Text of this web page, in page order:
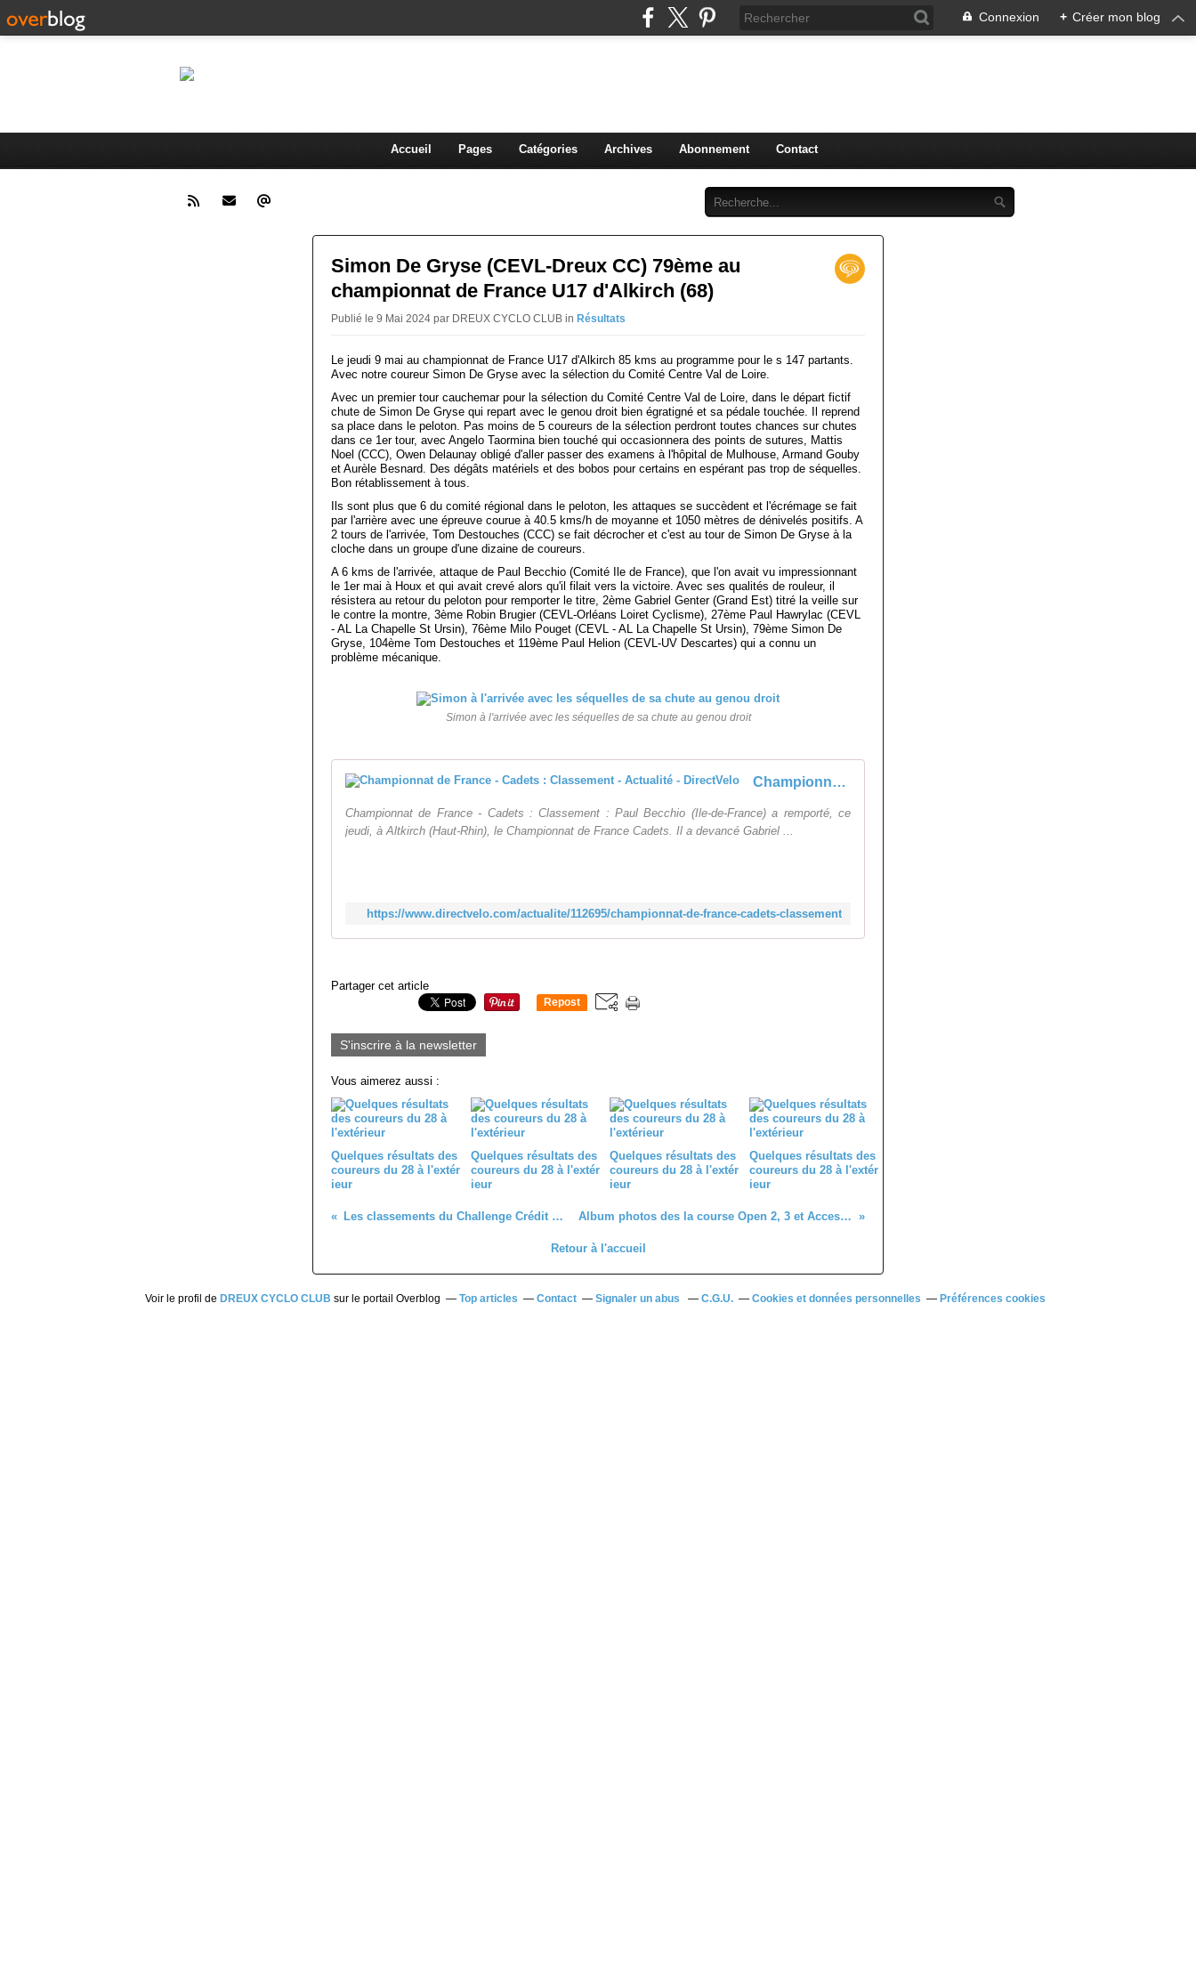
Connexion + Créer mon blog
Accueil Pages Catégories Archives Abonnement Contact
Simon De Gryse (CEVL-Dreux CC) 79ème au
championnat de France U17 d'Alkirch (68)
Publié le 9 Mai 2024 par DREUX CYCLO CLUB in Résultats
Le jeudi 9 mai au championnat de France U17 d'Alkirch 85 kms au programme pour le s 147 partants.
Avec notre coureur Simon De Gryse avec la sélection du Comité Centre Val de Loire.
Avec un premier tour cauchemar pour la sélection du Comité Centre Val de Loire, dans le départ fictif
chute de Simon De Gryse qui repart avec le genou droit bien égratigné et sa pédale touchée. Il reprend
sa place dans le peloton. Pas moins de 5 coureurs de la sélection perdront toutes chances sur chutes
dans ce 1er tour, avec Angelo Taormina bien touché qui occasionnera des points de sutures, Mattis
Noel (CCC), Owen Delaunay obligé d'aller passer des examens à l'hôpital de Mulhouse, Armand Gouby
et Aurèle Besnard. Des dégâts matériels et des bobos pour certains en espérant pas trop de séquelles.
Bon rétablissement à tous.
Ils sont plus que 6 du comité régional dans le peloton, les attaques se succèdent et l'écrémage se fait
par l'arrière avec une épreuve courue à 40.5 kms/h de moyanne et 1050 mètres de dénivelés positifs. A
2 tours de l'arrivée, Tom Destouches (CCC) se fait décrocher et c'est au tour de Simon De Gryse à la
cloche dans un groupe d'une dizaine de coureurs.
A 6 kms de l'arrivée, attaque de Paul Becchio (Comité Ile de France), que l'on avait vu impressionnant
le 1er mai à Houx et qui avait crevé alors qu'il filait vers la victoire. Avec ses qualités de rouleur, il
résistera au retour du peloton pour remporter le titre, 2ème Gabriel Genter (Grand Est) titré la veille sur
le contre la montre, 3ème Robin Brugier (CEVL-Orléans Loiret Cyclisme), 27ème Paul Hawrylac (CEVL
- AL La Chapelle St Ursin), 76ème Milo Pouget (CEVL - AL La Chapelle St Ursin), 79ème Simon De
Gryse, 104ème Tom Destouches et 119ème Paul Helion (CEVL-UV Descartes) qui a connu un
problème mécanique.
Simon à l'arrivée avec les séquelles de sa chute au genou droit
Championnat de France - Cadets : Classement - Actualité - DirectVelo
Championnat de France - Cadets : Classement : Paul Becchio (Ile-de-France) a remporté, ce
jeudi, à Altkirch (Haut-Rhin), le Championnat de France Cadets. Il a devancé Gabriel ...
https://www.directvelo.com/actualite/112695/championnat-de-france-cadets-classement
Partager cet article
Repost
S'inscrire à la newsletter
Vous aimerez aussi :
Quelques résultats des
coureurs du 28 à l'extér
ieur
Quelques résultats des
coureurs du 28 à l'extér
ieur
Quelques résultats des
coureurs du 28 à l'extér
ieur
Quelques résultats des
coureurs du 28 à l'extér
ieur
Les classements du Challenge Crédit Agricole 28 après Lamblore Album photos des la course Open 2, 3 et Access du jeudi 9 mai à Seresville (28)
Retour à l'accueil
Voir le profil de DREUX CYCLO CLUB sur le portail Overblog Top articles Contact Signaler un abus C.G.U. Cookies et données personnelles Préférences cookies